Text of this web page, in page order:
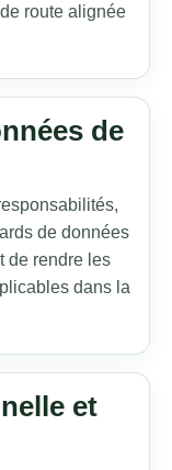
route alignée
de
de données
de rendre les
dans la
et